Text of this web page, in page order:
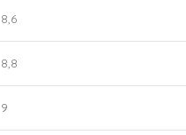
8,6
8,8
9